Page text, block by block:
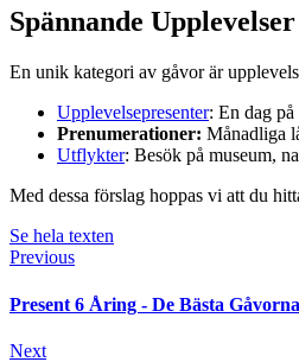
Spännande Upplevelser
En unik kategori av gåvor är
Upplevelsepresenter: En dag
Prenumerationer: Månadliga
Utflykter: Besök på museum,
Med dessa förslag hoppas vi att du
Se hela texten
Previous
Present 6 Åring - De Bästa
Next